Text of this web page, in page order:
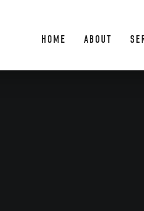
HOME ABOUT